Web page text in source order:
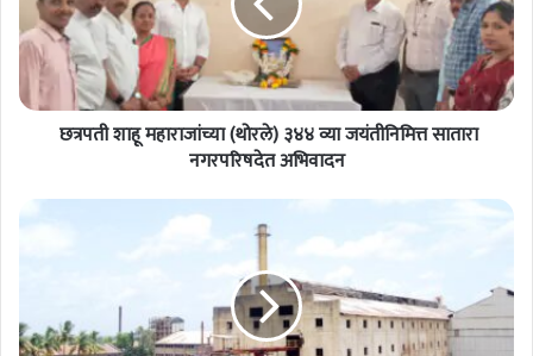
शा
म
हा
थो
३
छत्रपती शाहू महाराजांच्या (थोरले) ३४४ व्या जयंतीनिमित्त सातारा
नगरपरिषदेत अभिवादन
श्री
खा